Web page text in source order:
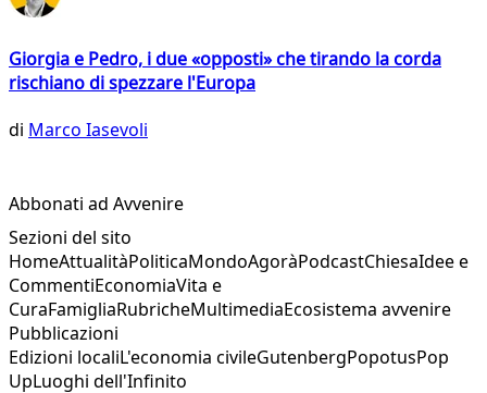
Giorgia e Pedro, i due «opposti» che tirando la corda
rischiano di spezzare l'Europa
di Marco Iasevoli
Abbonati ad Avvenire
Sezioni del sito
HomeAttualitàPoliticaMondoAgoràPodcastChiesaIdee e
CommentiEconomiaVita e
CuraFamigliaRubricheMultimediaEcosistema avvenire
Pubblicazioni
Edizioni localiL'economia civileGutenbergPopotusPop
UpLuoghi dell'Infinito